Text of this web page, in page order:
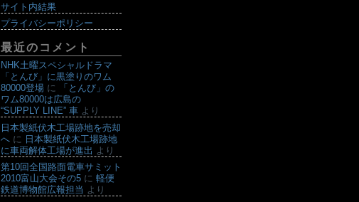
サイト内結果
プライバシーポリシー
最近のコメント
NHK土曜スペシャルドラマ
「とんび」に黒塗りのワム
80000登場 に
「とんび」の
ワム80000は広島の
“SUPPLY LINE” 車 より
日本製紙伏木工場跡地を売却
へ に 日本製紙伏木工場跡地
に車両解体工場が進出 より
第10回全国路面電車サミット
2010富山大会その5 に 軽便
鉄道博物館広報担当 より